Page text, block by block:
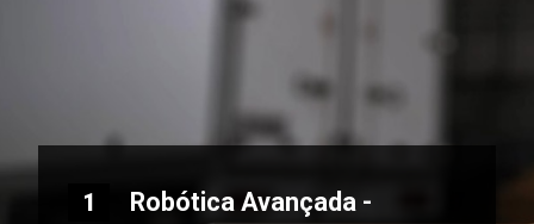
Robótica Avançada -
1